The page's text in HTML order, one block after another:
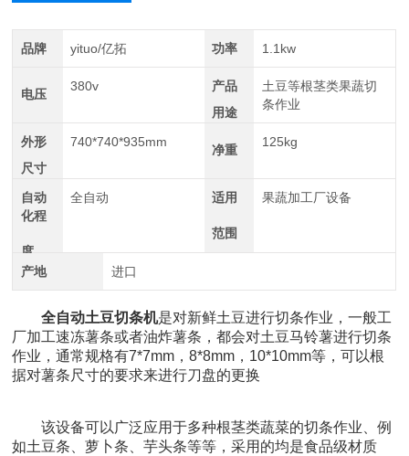
品牌 yituo/亿拓 功率 1.1kw
电压
380v
产品
用途
土豆等根茎类果蔬切
条作业
外形
尺寸
740*740*935mm
净重
125kg
自动
化程
度
全自动 适用
范围
果蔬加工厂设备
产地 进口
全自动土豆切条机是对新鲜土豆进行切条作业，一般工
厂加工速冻薯条或者油炸薯条，都会对土豆马铃薯进行切条
作业，通常规格有7*7mm，8*8mm，10*10mm等，可以根
据对薯条尺寸的要求来进行刀盘的更换
该设备可以广泛应用于多种根茎类蔬菜的切条作业、例
如土豆条、萝卜条、芋头条等等，采用的均是食品级材质